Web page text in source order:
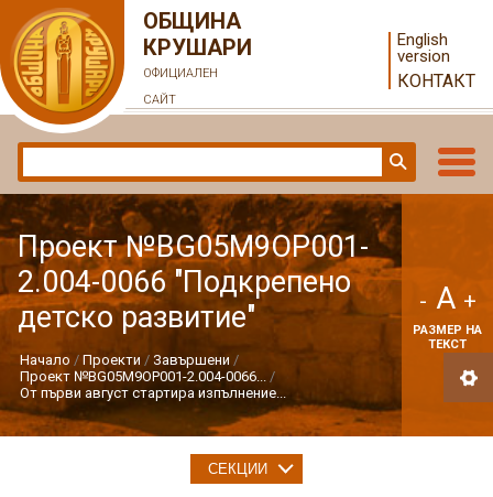
ОБЩИНА
КРУШАРИ
ОФИЦИАЛЕН
САЙТ
English
version
КОНТАКТ
Проект №BG05M9OP001-
2.004-0066 "Подкрепено
детско развитие"
Начало Проекти
Завършени
Проект №BG05M9OP001-2.004-0066...
От първи август стартира изпълнение...
- A +
РАЗМЕР НА
ТЕКСТ
СЕКЦИИ